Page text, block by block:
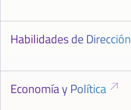
Habilidades de Dirección
Economía y Política